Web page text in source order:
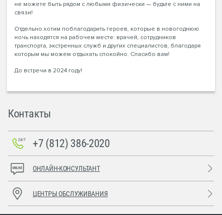
не можете быть рядом с любыми физически — будьте с ними на
связи!
Отдельно хотим поблагодарить героев, которые в новогоднюю
ночь находятся на рабочем месте: врачей, сотрудников
транспорта, экстренных служб и других специалистов, благодаря
которым мы можем отдыхать спокойно. Спасибо вам!
До встречи в 2024 году!
Контакты
+7 (812) 386-2020
ОНЛАЙН-КОНСУЛЬТАНТ
ЦЕНТРЫ ОБСЛУЖИВАНИЯ